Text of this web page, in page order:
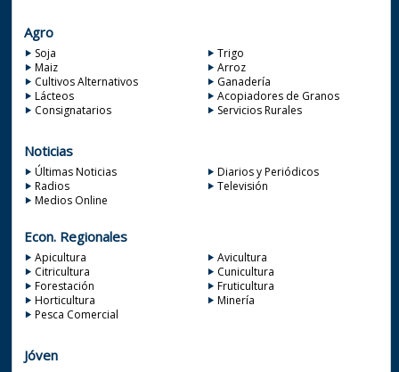
Agro
Soja
Trigo
Maiz
Arroz
Cultivos Alternativos
Ganadería
Lácteos
Acopiadores de Granos
Consignatarios
Servicios Rurales
Noticias
Últimas Noticias
Diarios y Periódicos
Radios
Televisión
Medios Online
Econ. Regionales
Apicultura
Avicultura
Citricultura
Cunicultura
Forestación
Fruticultura
Horticultura
Minería
Pesca Comercial
Jóven